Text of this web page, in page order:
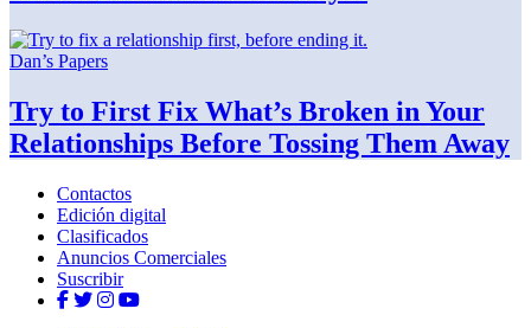
Dan’s Papers
Try to First Fix What’s Broken in Your
Relationships Before Tossing Them Away
Contactos
Edición digital
Clasificados
Anuncios Comerciales
Suscribir